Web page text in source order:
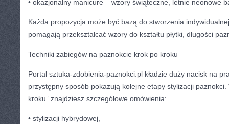
• okazjonalny manicure – wzory świąteczne, letnie neonowe
Każda propozycja może być bazą do stworzenia
pomagają przekształcać wzory do kształtu płytki, długości
Techniki zabiegów na paznokcie krok po kroku
Portal sztuka-zdobienia-paznokci.pl kładzie duży nacisk na
przystępny sposób pokazują kolejne etapy stylizacji paznokci.
kroku” znajdziesz szczegółowe omówienia:
• stylizacji hybrydowej,